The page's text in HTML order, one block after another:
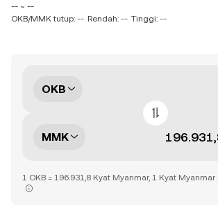
-- ~ --
OKB/MMK tutup: -- Rendah: -- Tinggi: --
OKB
MMK
1 OKB = 196.931,8 Kyat Myanmar, 1 Kyat Myanmar